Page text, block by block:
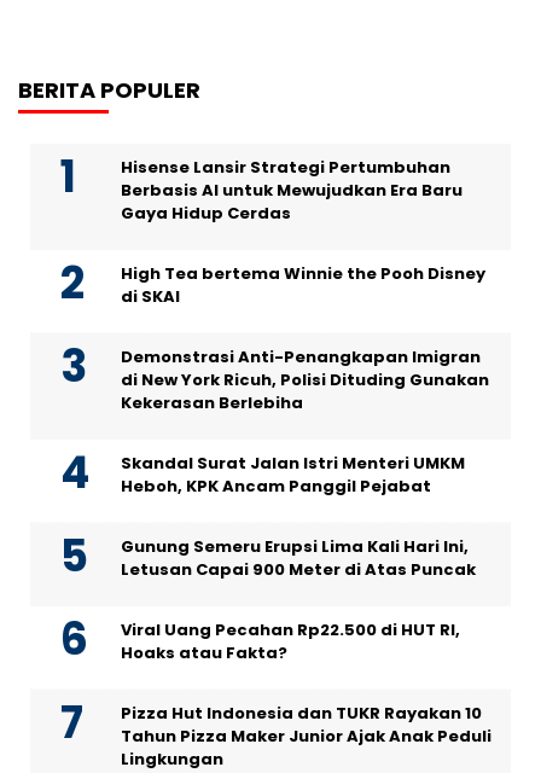
BERITA POPULER
Hisense Lansir Strategi Pertumbuhan
Berbasis AI untuk Mewujudkan Era Baru
Gaya Hidup Cerdas
High Tea bertema Winnie the Pooh Disney
di SKAI
Demonstrasi Anti-Penangkapan Imigran
di New York Ricuh, Polisi Dituding Gunakan
Kekerasan Berlebiha
Skandal Surat Jalan Istri Menteri UMKM
Heboh, KPK Ancam Panggil Pejabat
Gunung Semeru Erupsi Lima Kali Hari Ini,
Letusan Capai 900 Meter di Atas Puncak
Viral Uang Pecahan Rp22.500 di HUT RI,
Hoaks atau Fakta?
Pizza Hut Indonesia dan TUKR Rayakan 10
Tahun Pizza Maker Junior Ajak Anak Peduli
Lingkungan